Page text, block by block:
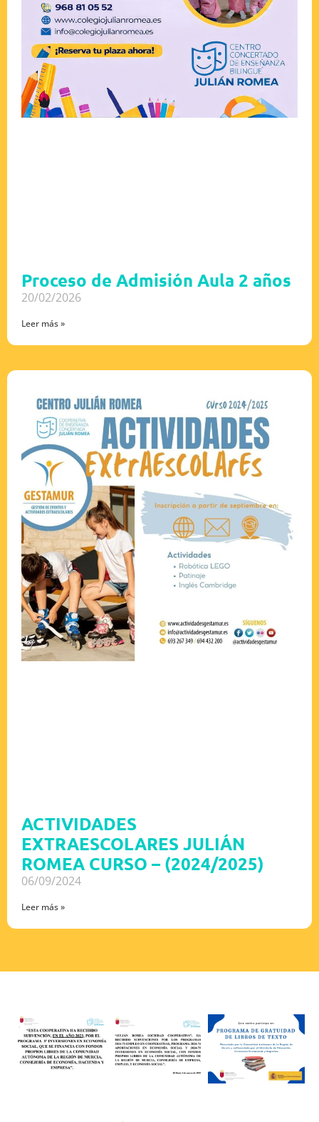
Proceso de Admisión Aula 2 años
20/02/2026
Leer más »
ACTIVIDADES
EXTRAESCOLARES JULIÁN
ROMEA CURSO – (2024/2025)
06/09/2024
Leer más »